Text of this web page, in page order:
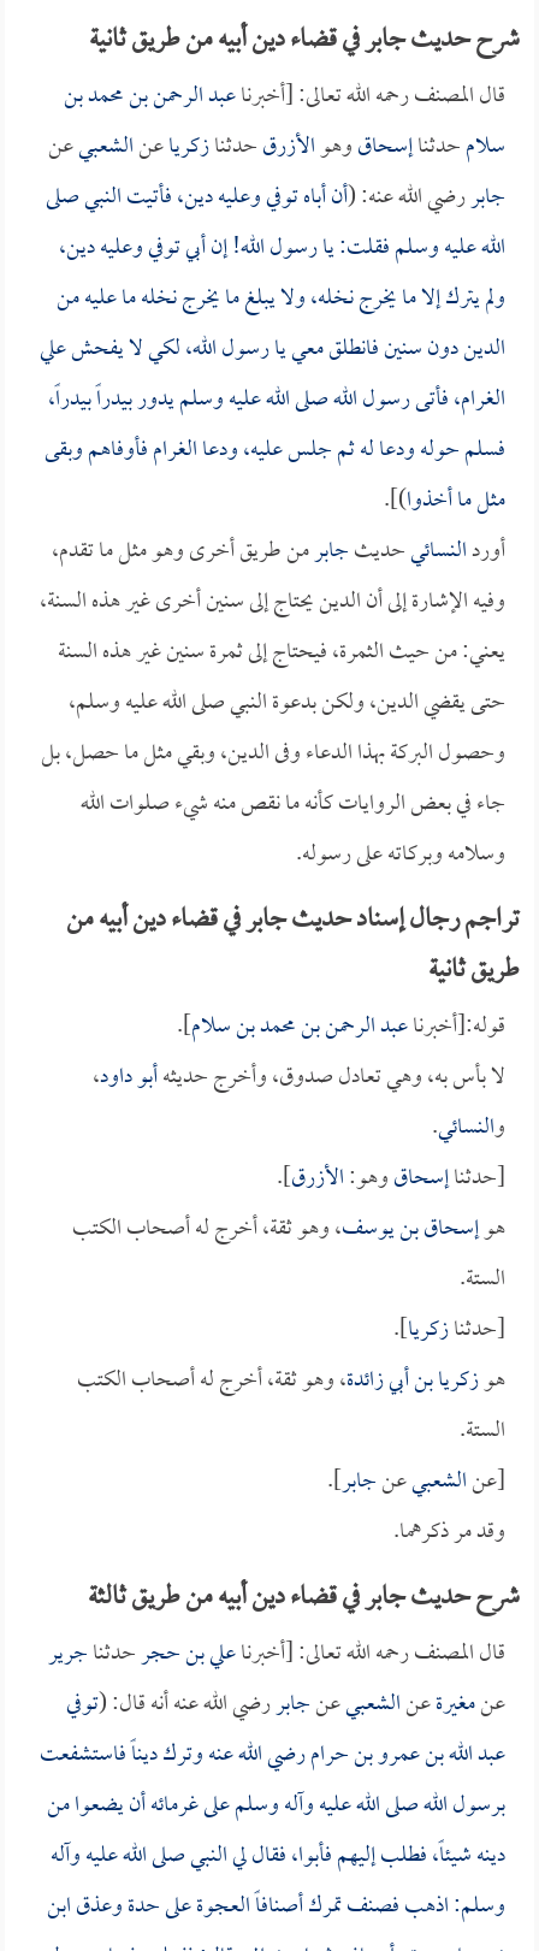
شرح حديث جابر في قضاء دين أبيه من طريق ثانية
قال المصنف رحمه الله تعالى: [أخبرناعبد الرحمن بن محمد بن
سلامحدثناإسحاقوهوالأزرقحدثنازكرياعنالشعبيعن
جابررضي الله عنه: (أن أباه توفي وعليه دين، فأتيت النبي صلى
الله عليه وسلم فقلت: يا رسول الله! إن أبي توفي وعليه دين،
ولم يترك إلا ما يخرج نخله، ولا يبلغ ما يخرج نخله ما عليه من
الدين دون سنين فانطلق معي يا رسول الله، لكي لا يفحش علي
الغرام، فأتى رسول الله صلى الله عليه وسلم يدور بيدراً بيدراً،
فسلم حوله ودعا له ثم جلس عليه، ودعا الغرام فأوفاهم وبقى
مثل ما أخذوا)].
أوردالنسائيحديثجابرمن طريق أخرى وهو مثل ما تقدم،
وفيه الإشارة إلى أن الدين يحتاج إلى سنين أخرى غير هذه السنة،
يعني: من حيث الثمرة، فيحتاج إلى ثمرة سنين غير هذه السنة
حتى يقضي الدين، ولكن بدعوة النبي صلى الله عليه وسلم،
وحصول البركة بهذا الدعاء وفى الدين، وبقي مثل ما حصل، بل
جاء في بعض الروايات كأنه ما نقص منه شيء صلوات الله
وسلامه وبركاته على رسوله.
تراجم رجال إسناد حديث جابر في قضاء دين أبيه من
طريق ثانية
قوله:[أخبرناعبد الرحمن بن محمد بن سلام].
لا بأس به، وهي تعادل صدوق، وأخرج حديثهأبو داود،
والنسائي.
[حدثناإسحاقوهو:الأزرق].
هوإسحاق بن يوسف، وهو ثقة، أخرج له أصحاب الكتب
الستة.
[حدثنازكريا].
هوزكريا بن أبي زائدة، وهو ثقة، أخرج له أصحاب الكتب
الستة.
[عنالشعبيعنجابر].
وقد مر ذكرهما.
شرح حديث جابر في قضاء دين أبيه من طريق ثالثة
قال المصنف رحمه الله تعالى: [أخبرناعلي بن حجرحدثناجرير
عنمغيرةعنالشعبيعنجابررضي الله عنه أنه قال: (توفي
عبد الله بن عمرو بن حرامرضي الله عنه وترك ديناً فاستشفعت
برسول الله صلى الله عليه وآله وسلم على غرمائه أن يضعوا من
دينه شيئاً، فطلب إليهم فأبوا، فقال لي النبي صلى الله عليه وآله
وسلم: اذهب فصنف تمرك أصنافاً العجوة على حدة وعذق ابن